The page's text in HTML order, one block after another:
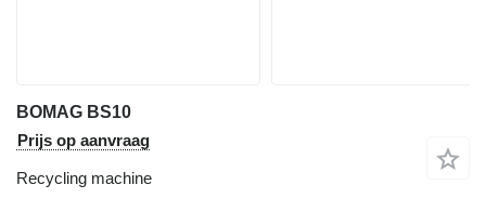
BOMAG BS10
Prijs op aanvraag
Recycling machine